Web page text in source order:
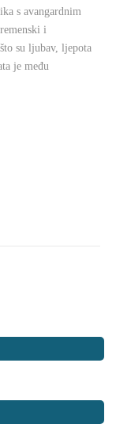
s avangardnim
i
su ljubav, ljepota
je među